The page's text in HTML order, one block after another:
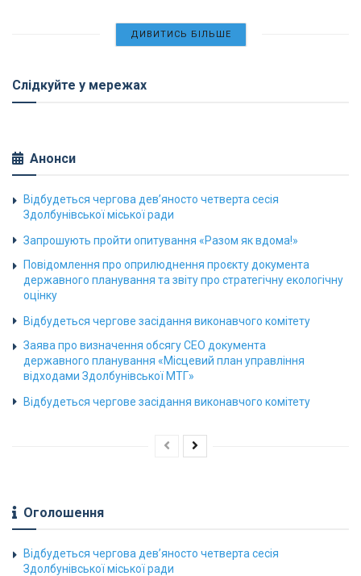
ДИВИТИСЬ БІЛЬШЕ
Слідкуйте у мережах
Анонси
Відбудеться чергова дев’яносто четверта сесія
Здолбунівської міської ради
Запрошують пройти опитування «Разом як вдома!»
Повідомлення про оприлюднення проєкту документа
державного планування та звіту про стратегічну екологічну
оцінку
Відбудеться чергове засідання виконавчого комітету
Заява про визначення обсягу СЕО документа
державного планування «Місцевий план управління
відходами Здолбунівської МТГ»
Відбудеться чергове засідання виконавчого комітету
Оголошення
Відбудеться чергова дев’яносто четверта сесія
Здолбунівської міської ради